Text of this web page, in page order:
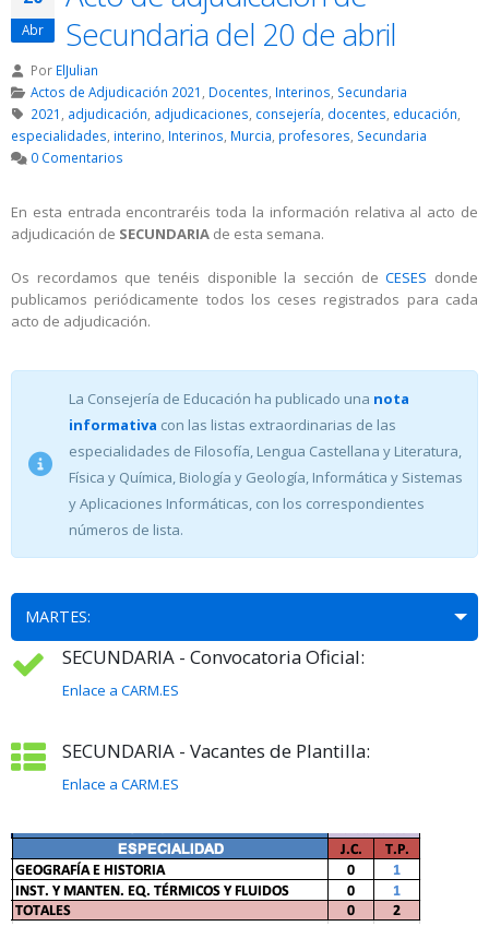
Abr
Secundaria del 20 de abril
Por ElJulian
Actos de Adjudicación 2021
Docentes Interinos Secundaria
2021 , adjudicación, adjudicaciones, consejería, docentes, educación,
especialidades, interino, Interinos, Murcia, profesores, Secundaria
0 Comentarios
En esta entrada encontraréis toda la información relativa al acto de
adjudicación de SECUNDARIA de esta semana.
Os recordamos que tenéis disponible la sección deCESES donde
publicamos periódicamente todos los ceses registrados para cada
acto de adjudicación.
La Consejería de Educación ha publicado una nota
informativa con las listas extraordinarias de las
especialidades de Filosofía, Lengua Castellana y Literatura,
Física y Química, Biología y Geología, Informática y Sistemas
y Aplicaciones Informáticas, con los correspondientes
números de lista.
MARTES:
SECUNDARIA - Convocatoria Oficial:
Enlace a CARM.ES
SECUNDARIA - Vacantes de Plantilla:
Enlace a CARM.ES